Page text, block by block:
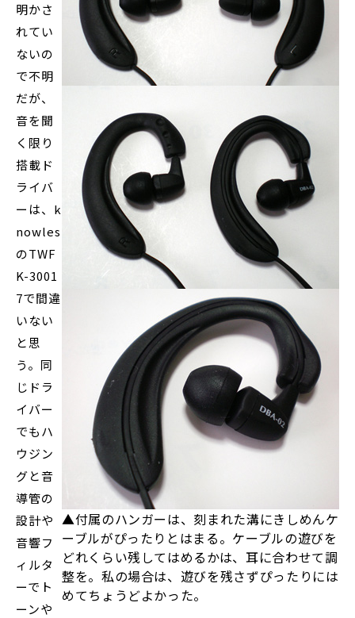
▲付属のハンガーは、刻まれた溝にきしめんケ
ーブルがぴったりとはまる。ケーブルの遊びを
どれくらい残してはめるかは、耳に合わせて調
整を。私の場合は、遊びを残さずぴったりには
めてちょうどよかった。
明かさ
れてい
ないの
で不明
だが、
音を聞
く限り
搭載ド
ライバ
ーは、k
nowles
のTWF
K-3001
7で間違
いない
と思
う。同
じドラ
イバー
でもハ
ウジン
グと音
導管の
設計や
音響フ
ィルタ
ーでト
ーンや